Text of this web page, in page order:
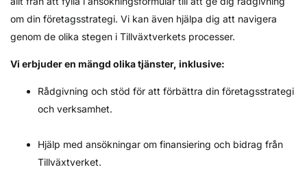
om din företagsstrategi. Vi kan även hjälpa dig att navigera
genom de olika stegen i Tillväxtverkets processer.
Vi erbjuder en mängd olika tjänster, inklusive:
Rådgivning och stöd för att förbättra din företagsstrategi
och verksamhet.
Hjälp med ansökningar om finansiering och bidrag från
Tillväxtverket.